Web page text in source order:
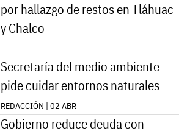
por hallazgo de restos en Tláhuac
y Chalco
Secretaría del medio ambiente
pide cuidar entornos naturales
REDACCIÓN | 02 ABR
Gobierno reduce deuda con